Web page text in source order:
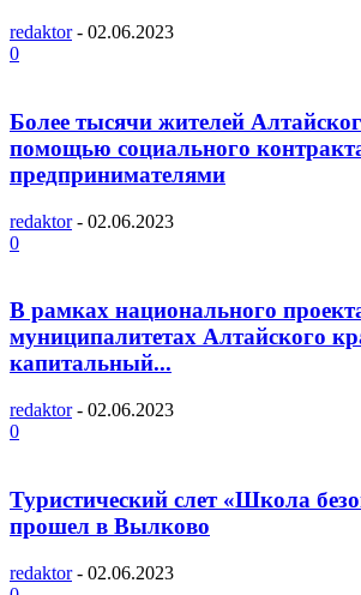
redaktor - 02.06.2023
0
Более тысячи жителей
помощью социального
предпринимателями
redaktor - 02.06.2023
0
В рамках национального
муниципалитетах Алтайского
капитальный...
redaktor - 02.06.2023
0
Туристический слет «Школа
прошел в Вылково
redaktor - 02.06.2023